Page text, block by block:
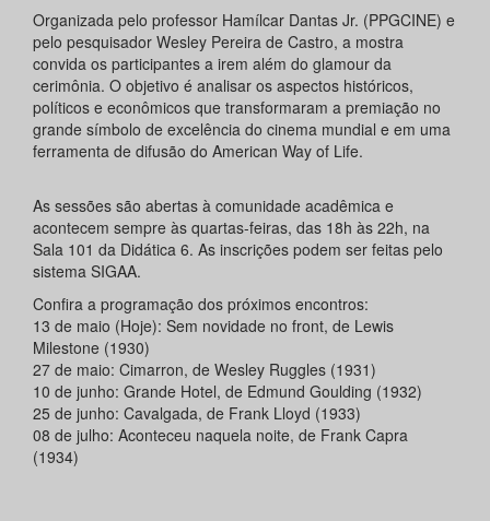
Organizada pelo professor Hamílcar Dantas Jr. (PPGCINE) e
pelo pesquisador Wesley Pereira de Castro, a mostra
convida os participantes a irem além do glamour da
cerimônia. O objetivo é analisar os aspectos históricos,
políticos e econômicos que transformaram a premiação no
grande símbolo de excelência do cinema mundial e em uma
ferramenta de difusão do American Way of Life.
As sessões são abertas à comunidade acadêmica e
acontecem sempre às quartas-feiras, das 18h às 22h, na
Sala 101 da Didática 6. As inscrições podem ser feitas pelo
sistema SIGAA.
Confira a programação dos próximos encontros:
13 de maio (Hoje): Sem novidade no front, de Lewis
Milestone (1930)
27 de maio: Cimarron, de Wesley Ruggles (1931)
10 de junho: Grande Hotel, de Edmund Goulding (1932)
25 de junho: Cavalgada, de Frank Lloyd (1933)
08 de julho: Aconteceu naquela noite, de Frank Capra
(1934)